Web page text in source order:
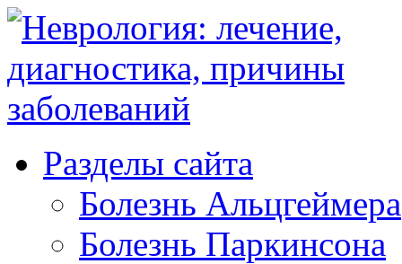
Разделы сайта
Болезнь Альцгеймера
Болезнь Паркинсона